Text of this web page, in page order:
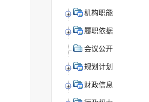
机构职能
履职依据
会议公开
规划计划
财政信息